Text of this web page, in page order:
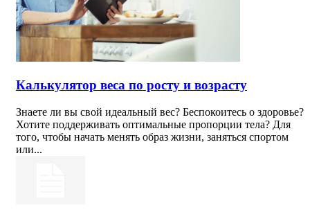
Калькулятор веса по росту и возрасту
Знаете ли вы свой идеальный вес? Беспокоитесь о здоровье?
Хотите поддерживать оптимальные пропорции тела? Для
того, чтобы начать менять образ жизни, заняться спортом
или...